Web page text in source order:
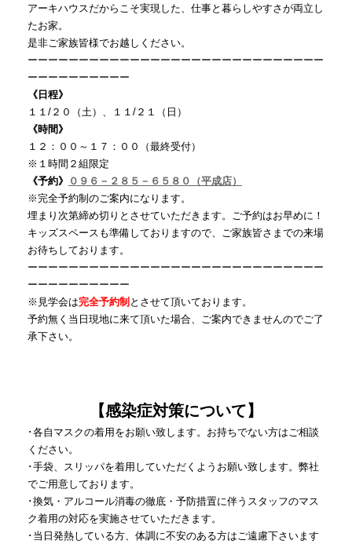
アーキハウスだからこそ実現した、仕事と暮らしやすさが両立し
たお家。
是非ご家族皆様でお越しください。
ーーーーーーーーーーーーーーーーーーーーーーーーーーーーー
ーーーーーーーーーー
《日程》
１１/２０（土）、１１/２１（日）
《時間》
１２：００～１７：００（最終受付）
※１時間２組限定
《予約》
０９６－２８５－６５８０（平成店）
※完全予約制のご案内になります。
埋まり次第締め切りとさせていただきます。ご予約はお早めに！
キッズスペースも準備しておりますので、ご家族皆さまでの来場
お待ちしております。
ーーーーーーーーーーーーーーーーーーーーーーーーーーーーー
ーーーーーーーーーー
※見学会は完全予約制 とさせて頂いております。
予約無く当日現地に来て頂いた場合、ご案内できませんのでご了
承下さい。
【感染症対策について】
･各自マスクの着用をお願い致します。お持ちでない方はご相談
ください。
･手袋、スリッパを着用していただくようお願い致します。弊社
でご用意しております。
･換気・アルコール消毒の徹底・予防措置に伴うスタッフのマス
ク着用の対応を実施させていただきます。
･当日発熱している方、体調に不安のある方はご遠慮下さいます